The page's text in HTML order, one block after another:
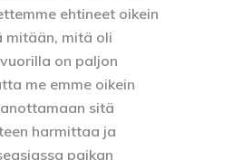
ehtineet oikein
mitään, mitä oli
on paljon
me emme oikein
sitä
harmittaa ja
paikan